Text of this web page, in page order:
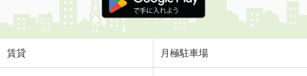
賃貸 月極駐車場